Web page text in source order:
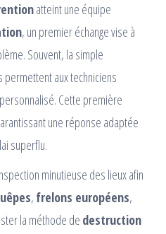
atteint une équipe
, un premier échange vise à
Souvent, la simple
aux techniciens
Cette première
une réponse adaptée
superflu.
minutieuse des lieux afin
, frelons européens,
la méthode de destruction